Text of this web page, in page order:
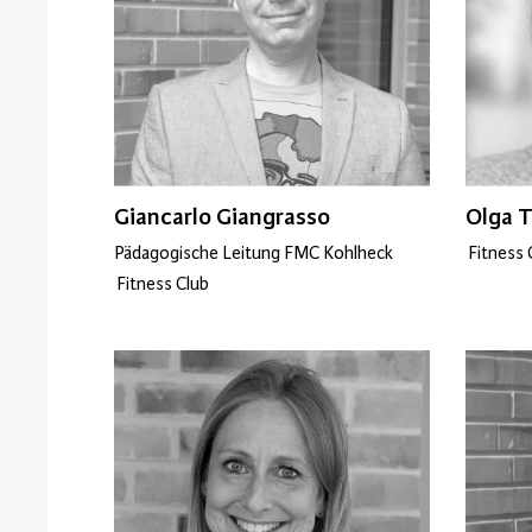
Giancarlo Giangrasso
Pädagogische Leitung FMC Kohlheck
Fitness Club
Olga
Fitness